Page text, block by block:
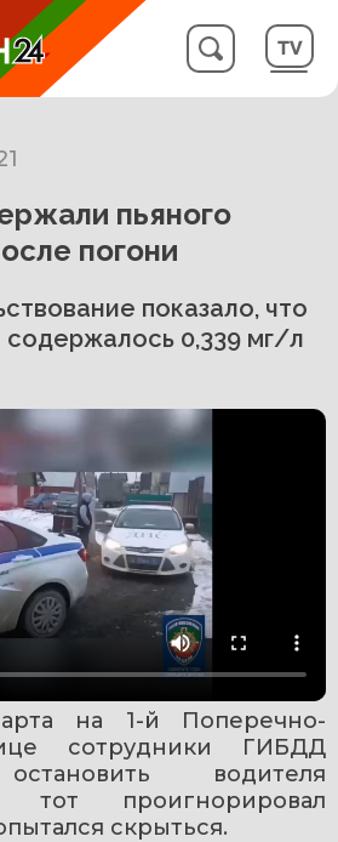
пьяного
погони
показало, что
содержалось 0,339 мг/л
на 1-й Поперечно-
сотрудники ГИБДД
водителя
тот проигнорировал
скрыться.